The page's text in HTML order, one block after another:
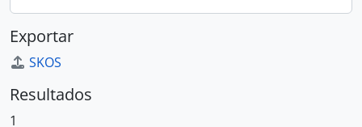
Exportar
SKOS
Resultados
1